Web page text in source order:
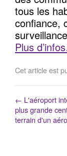
tous les
confiance,
Plus
Cet article est
← L'aéroport
plus grande
terrain d'un